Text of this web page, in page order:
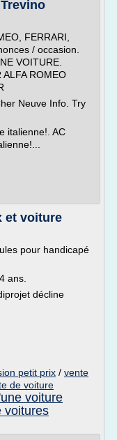
FERRARI,
/ occasion.
VOITURE.
ROMEO
Neuve Info. Try
italienne!. AC
et voiture
pour handicapé
ans.
décline
petit prix / vente
de voiture
voiture
voitures